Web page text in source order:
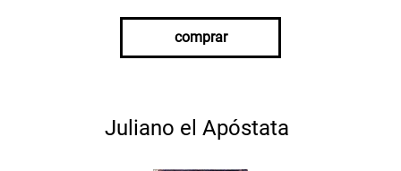
comprar
Juliano el Apóstata